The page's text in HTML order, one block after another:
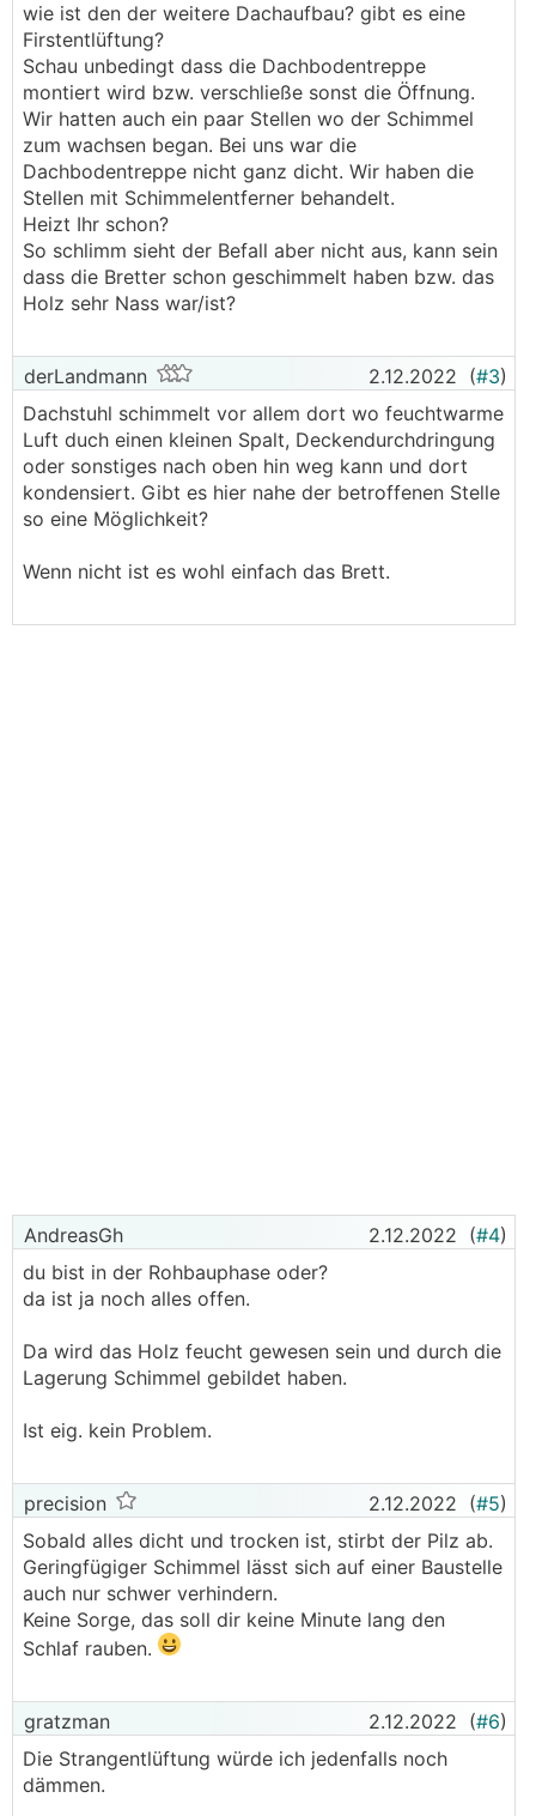
wie ist den der weitere Dachaufbau? gibt es eine
Firstentlüftung?
Schau unbedingt dass die Dachbodentreppe
montiert wird bzw. verschließe sonst die Öffnung.
Wir hatten auch ein paar Stellen wo der Schimmel
zum wachsen began. Bei uns war die
Dachbodentreppe nicht ganz dicht. Wir haben die
Stellen mit Schimmelentferner behandelt.
Heizt Ihr schon?
So schlimm sieht der Befall aber nicht aus, kann sein
dass die Bretter schon geschimmelt haben bzw. das
Holz sehr Nass war/ist?
derLandmann 2.12.2022 (#3)
Dachstuhl schimmelt vor allem dort wo feuchtwarme
Luft duch einen kleinen Spalt, Deckendurchdringung
oder sonstiges nach oben hin weg kann und dort
kondensiert. Gibt es hier nahe der betroffenen Stelle
so eine Möglichkeit?
Wenn nicht ist es wohl einfach das Brett.
AndreasGh 2.12.2022 (#4)
du bist in der Rohbauphase oder?
da ist ja noch alles offen.
Da wird das Holz feucht gewesen sein und durch die
Lagerung Schimmel gebildet haben.
Ist eig. kein Problem.
precision 2.12.2022 (#5)
Sobald alles dicht und trocken ist, stirbt der Pilz ab.
Geringfügiger Schimmel lässt sich auf einer Baustelle
auch nur schwer verhindern.
Keine Sorge, das soll dir keine Minute lang den
Schlaf rauben.
gratzman 2.12.2022 (#6)
Die Strangentlüftung würde ich jedenfalls noch
dämmen.